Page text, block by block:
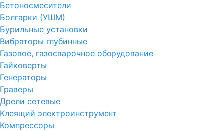
Бетоносмесители
Болгарки (УШМ)
Бурильные установки
Вибраторы глубинные
Газовое, газосварочное оборудование
Гайковерты
Генераторы
Граверы
Дрели сетевые
Клеящий электроинструмент
Компрессоры